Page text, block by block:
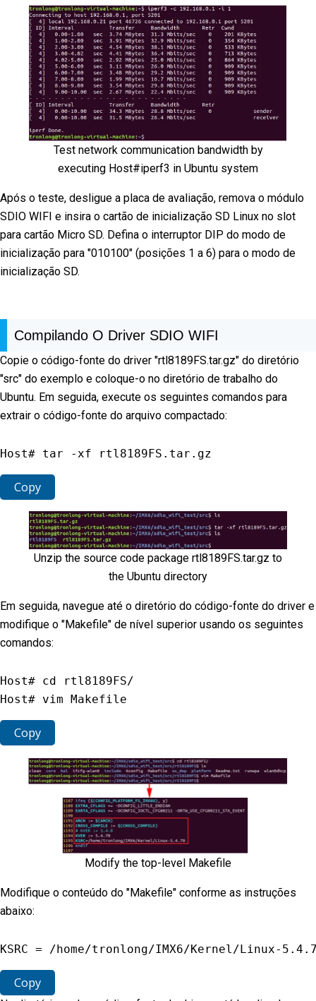
Test network communication bandwidth by
executing Host#iperf3 in Ubuntu system
Após o teste, desligue a placa de avaliação, remova o módulo
SDIO WIFI e insira o cartão de inicialização SD Linux no slot
para cartão Micro SD. Defina o interruptor DIP do modo de
inicialização para "010100" (posições 1 a 6) para o modo de
inicialização SD.
Compilando O Driver SDIO WIFI
Copie o código-fonte do driver "rtl8189FS.tar.gz" do diretório
"src" do exemplo e coloque-o no diretório de trabalho do
Ubuntu. Em seguida, execute os seguintes comandos para
extrair o código-fonte do arquivo compactado:
Host# tar -xf rtl8189FS . tar . gz
Copy
Unzip the source code package rtl8189FS.tar.gz to
the Ubuntu directory
Em seguida, navegue até o diretório do código-fonte do driver e
modifique o "Makefile" de nível superior usando os seguintes
comandos:
Host# cd rtl8189FS/
Host# vim Makefile
Copy
Modify the top-level Makefile
Modifique o conteúdo do "Makefile" conforme as instruções
abaixo:
KSRC = /home/tronlong/IMX6/Kernel /Linux- 5.4
Copy